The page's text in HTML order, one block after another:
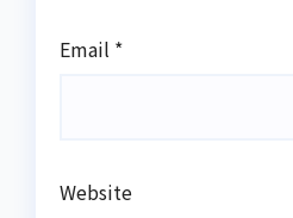
Email *
Website